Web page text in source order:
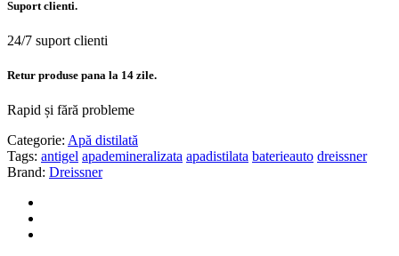
Suport clienti.
24/7 suport clienti
Retur produse pana la 14 zile.
Rapid și fără probleme
Categorie: Apă distilată
Tags: antigel apademineralizata apadistilata baterieauto dreissner
Brand: Dreissner